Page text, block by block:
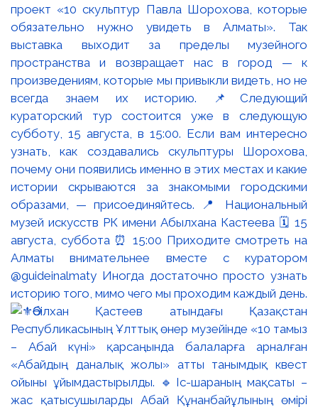
проект «10 скульптур Павла Шорохова, которые
обязательно нужно увидеть в Алматы». Так
выставка выходит за пределы музейного
пространства и возвращает нас в город — к
произведениям, которые мы привыкли видеть, но не
всегда знаем их историю. 📌Следующий
кураторский тур состоится уже в следующую
субботу, 15 августа, в 15:00. Если вам интересно
узнать, как создавались скульптуры Шорохова,
почему они появились именно в этих местах и какие
истории скрываются за знакомыми городскими
образами, — присоединяйтесь. 📍 Национальный
музей искусств РК имени Абылхана Кастеева 🗓 15
августа, суббота ⏰ 15:00 Приходите смотреть на
Алматы внимательнее вместе с куратором
@guideinalmaty Иногда достаточно просто узнать
историю того, мимо чего мы проходим каждый день.